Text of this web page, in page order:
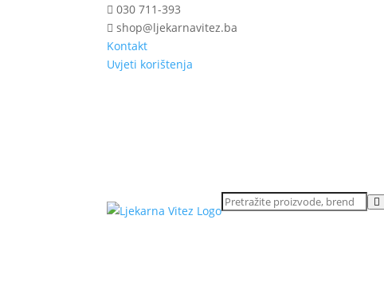
030 711-393
shop@ljekarnavitez.ba
Kontakt
Uvjeti korištenja